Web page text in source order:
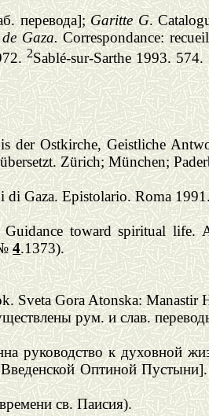
.перевода];Garitte G.
Gaza. Correspondance:
2Sablé-sur-Sarthe 1993.
Ostkirche, Geistliche
Zürich; München;
Gaza. Epistolario. Roma
toward spiritual
4.1373).
Sveta Gora Atonska: Manastir
рум. и слав.
руководство к духовной
Оптиной
св. Паисия).